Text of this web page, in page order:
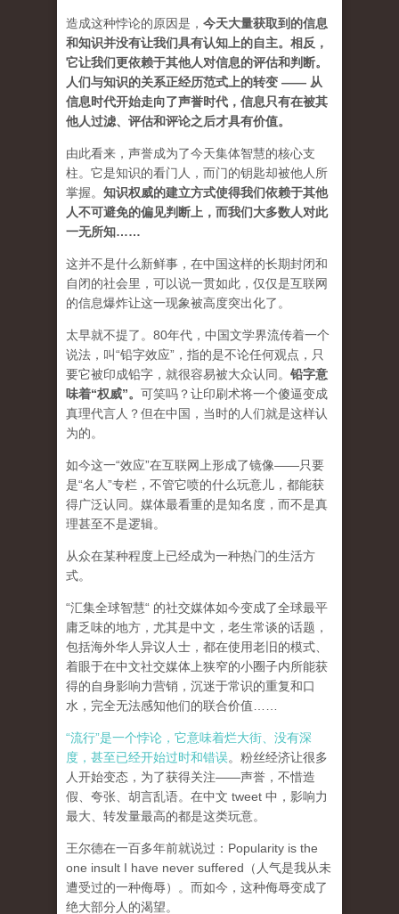
造成这种悖论的原因是， 今天大量获取到的信息
和知识并没有让我们具有认知上的自主。相反，
它让我们更依赖于其他人对信息的评估和判断。
人们与知识的关系正经历范式上的转变 —— 从
信息时代开始走向了声誉时代，信息只有在被其
他人过滤、评估和评论之后才具有价值。
由此看来，声誉成为了今天集体智慧的核心支
柱。它是知识的看门人，而门的钥匙却被他人所
掌握。 知识权威的建立方式使得我们依赖于其他
人不可避免的偏见判断上，而我们大多数人对此
一无所知……
这并不是什么新鲜事，在中国这样的长期封闭和
自闭的社会里，可以说一贯如此，仅仅是互联网
的信息爆炸让这一现象被高度突出化了。
太早就不提了。80年代，中国文学界流传着一个
说法，叫“铅字效应”，指的是不论任何观点，只
要它被印成铅字，就很容易被大众认同。 铅字意
味着“权威”。 可笑吗？让印刷术将一个傻逼变成
真理代言人？但在中国，当时的人们就是这样认
为的。
如今这一“效应”在互联网上形成了镜像——只要
是“名人”专栏，不管它喷的什么玩意儿，都能获
得广泛认同。媒体最看重的是知名度，而不是真
理甚至不是逻辑。
从众在某种程度上已经成为一种热门的生活方
式。
“汇集全球智慧“ 的社交媒体如今变成了全球最平
庸乏味的地方，尤其是中文，老生常谈的话题，
包括海外华人异议人士，都在使用老旧的模式、
着眼于在中文社交媒体上狭窄的小圈子内所能获
得的自身影响力营销，沉迷于常识的重复和口
水，完全无法感知他们的联合价值……
“流行”是一个悖论，它意味着烂大街、没有深
度，甚至已经开始过时和错误。粉丝经济让很多
人开始变态，为了获得关注——声誉，不惜造
假、夸张、胡言乱语。在中文 tweet 中，影响力
最大、转发量最高的都是这类玩意。
王尔德在一百多年前就说过：Popularity is the
one insult I have never suffered（人气是我从未
遭受过的一种侮辱）。而如今，这种侮辱变成了
绝大部分人的渴望。